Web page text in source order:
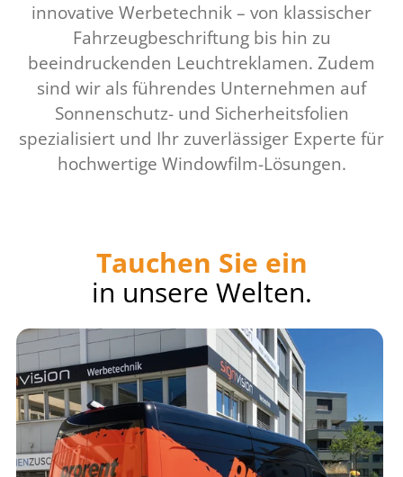
innovative Werbetechnik – von klassischer
Fahrzeugbeschriftung bis hin zu
beeindruckenden Leuchtreklamen. Zudem
sind wir als führendes Unternehmen auf
Sonnenschutz- und Sicherheitsfolien
spezialisiert und Ihr zuverlässiger Experte für
hochwertige Windowfilm-Lösungen.
Tauchen Sie ein
in unsere Welten.